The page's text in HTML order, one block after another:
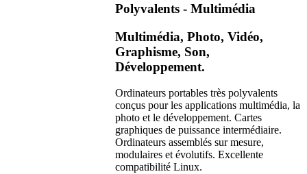
Polyvalents - Multimédia
Multimédia, Photo, Vidéo,
Graphisme, Son,
Développement.
Ordinateurs portables très polyvalents
conçus pour les applications multimédia, la
photo et le développement. Cartes
graphiques de puissance intermédiaire.
Ordinateurs assemblés sur mesure,
modulaires et évolutifs. Excellente
compatibilité Linux.